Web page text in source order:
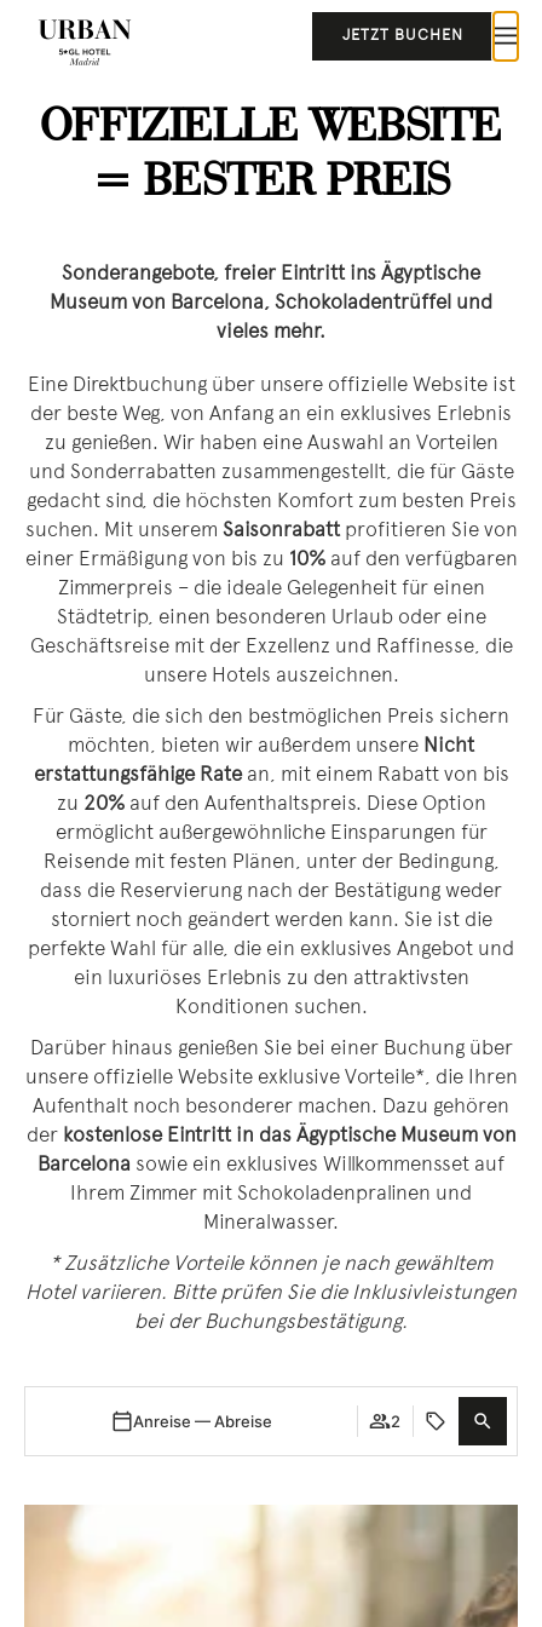
JETZT BUCHEN
OFFIZIELLE WEBSITE
= BESTER PREIS
Sonderangebote, freier Eintritt ins Ägyptische
Museum von Barcelona, ​​Schokoladentrüffel und
vieles mehr.
Eine Direktbuchung über unsere offizielle Website ist
der beste Weg, von Anfang an ein exklusives Erlebnis
zu genießen. Wir haben eine Auswahl an Vorteilen
und Sonderrabatten zusammengestellt, die für Gäste
gedacht sind, die höchsten Komfort zum besten Preis
suchen. Mit unserem Saisonrabattprofitieren Sie von
einer Ermäßigung von bis zu 10%auf den verfügbaren
Zimmerpreis – die ideale Gelegenheit für einen
Städtetrip, einen besonderen Urlaub oder eine
Geschäftsreise mit der Exzellenz und Raffinesse, die
unsere Hotels auszeichnen.
Für Gäste, die sich den bestmöglichen Preis sichern
möchten, bieten wir außerdem unsere Nicht
erstattungsfähige Ratean, mit einem Rabatt von bis
zu 20%auf den Aufenthaltspreis. Diese Option
ermöglicht außergewöhnliche Einsparungen für
Reisende mit festen Plänen, unter der Bedingung,
dass die Reservierung nach der Bestätigung weder
storniert noch geändert werden kann. Sie ist die
perfekte Wahl für alle, die ein exklusives Angebot und
ein luxuriöses Erlebnis zu den attraktivsten
Konditionen suchen.
Darüber hinaus genießen Sie bei einer Buchung über
unsere offizielle Website exklusive Vorteile*, die Ihren
Aufenthalt noch besonderer machen. Dazu gehören
der kostenlose Eintritt in das Ägyptische Museum von
Barcelona sowie ein exklusives Willkommensset auf
Ihrem Zimmer mit Schokoladenpralinen und
Mineralwasser.
* Zusätzliche Vorteile können je nach gewähltem
Hotel variieren. Bitte prüfen Sie die Inklusivleistungen
bei der Buchungsbestätigung.
Anreise — Abreise 2